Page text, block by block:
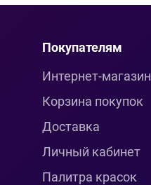
Покупателям
Интернет-магазин
Корзина покупок
Доставка
Личный кабинет
Палитра красок